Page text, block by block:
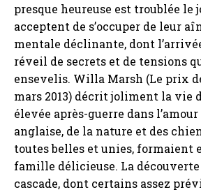
presque heureuse est troublée le
acceptent de s’occuper de leur
mentale déclinante, dont
réveil de secrets et de tensions
ensevelis. Willa Marsh (Le prix
mars 2013) décrit joliment la vie
élevée après-guerre dans
anglaise, de la nature et des
toutes belles et unies, formaient
famille délicieuse. La
cascade, dont certains assez